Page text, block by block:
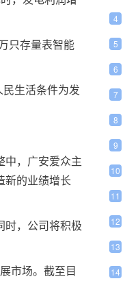
只存量表智能
生活条件为发
，广安爱众主
新的业绩增长
，公司将积极
市场。截至目